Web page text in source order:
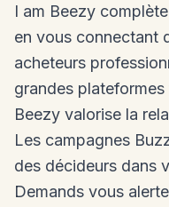
I am Beezy
en vous connectant
acheteurs
grandes
Beezy valorise la
Les campagnes
des décideurs dans
Demands vous